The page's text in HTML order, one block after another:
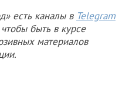
есть каналы в Telegram
быть в курсе
материалов